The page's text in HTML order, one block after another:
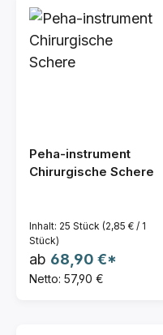
Peha-instrument
Chirurgische Schere
Inhalt: 25 Stück (2,85 € / 1
Stück)
ab 68,90 €*
Netto: 57,90 €